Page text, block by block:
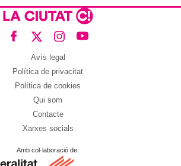
Avís legal
Política de privacitat
Política de cookies
Qui som
Contacte
Xarxes socials
Amb col·laboració de: